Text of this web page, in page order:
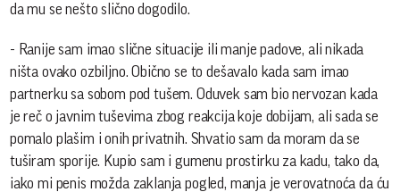
da mu se nešto slično dogodilo.
- Ranije sam imao slične situacije ili manje padove, ali nikada
ništa ovako ozbiljno. Obično se to dešavalo kada sam imao
partnerku sa sobom pod tušem. Oduvek sam bio nervozan kada
je reč o javnim tuševima zbog reakcija koje dobijam, ali sada se
pomalo plašim i onih privatnih. Shvatio sam da moram da se
tuširam sporije. Kupio sam i gumenu prostirku za kadu, tako da,
iako mi penis možda zaklanja pogled, manja je verovatnoća da ću